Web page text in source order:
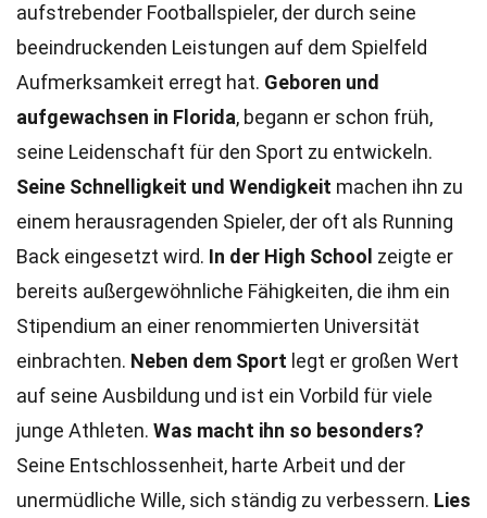
aufstrebender Footballspieler, der durch seine
beeindruckenden Leistungen auf dem Spielfeld
Aufmerksamkeit erregt hat. Geboren und
aufgewachsen in Florida, begann er schon früh,
seine Leidenschaft für den Sport zu entwickeln.
Seine Schnelligkeit und Wendigkeit machen ihn zu
einem herausragenden Spieler, der oft als Running
Back eingesetzt wird. In der High School zeigte er
bereits außergewöhnliche Fähigkeiten, die ihm ein
Stipendium an einer renommierten Universität
einbrachten. Neben dem Sport legt er großen Wert
auf seine Ausbildung und ist ein Vorbild für viele
junge Athleten. Was macht ihn so besonders?
Seine Entschlossenheit, harte Arbeit und der
unermüdliche Wille, sich ständig zu verbessern. Lies